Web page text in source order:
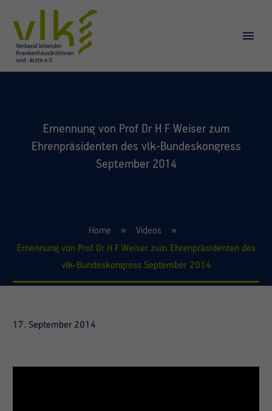
Ernennung von Prof Dr H F Weiser zum
Ehrenpräsidenten des vlk-Bundeskongress
September 2014
Home
Videos
Ernennung von Prof Dr H F Weiser zum Ehrenpräsidenten des
vlk-Bundeskongress September 2014
17. September 2014